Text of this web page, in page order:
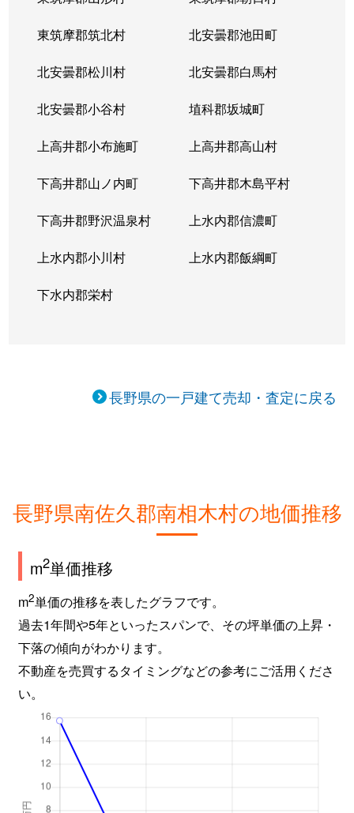
東筑摩郡筑北村 北安曇郡池田町
北安曇郡松川村 北安曇郡白馬村
北安曇郡小谷村 埴科郡坂城町
上高井郡小布施町 上高井郡高山村
下高井郡山ノ内町 下高井郡木島平村
下高井郡野沢温泉村 上水内郡信濃町
上水内郡小川村 上水内郡飯綱町
下水内郡栄村
長野県の一戸建て売却・査定に戻る
長野県南佐久郡南相木村の地価推移
m2単価推移
m2単価の推移を表したグラフです。
過去1年間や5年といったスパンで、その坪単価の上昇・
下落の傾向がわかります。
不動産を売買するタイミングなどの参考にご活用くださ
い。